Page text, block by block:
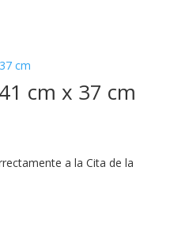
cm x 37 cm
a la Cita de la